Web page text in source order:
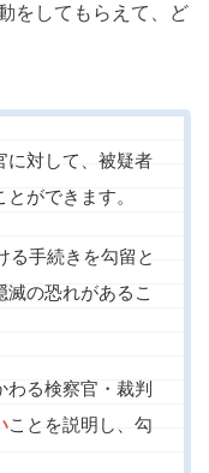
をしてもらえて、ど
に対して、被疑者
ができます。
る手続きを勾留と
の恐れがあるこ
る検察官・裁判
ことを説明し、勾